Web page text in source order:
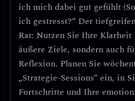
ich mich dabei gut gefühlt
ich gestresst?“ Der
Rat: Nutzen Sie Ihre
äußere Ziele, sondern auch
Reflexion. Planen Sie
„Strategie-Sessions“ ein, in
Fortschritte und Ihre